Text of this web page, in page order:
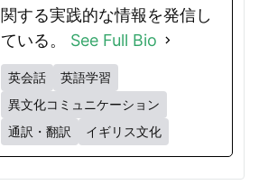
関する実践的な情報を発信し
ている。 See Full Bio
英会話
英語学習
異文化コミュニケーション
通訳・翻訳
イギリス文化